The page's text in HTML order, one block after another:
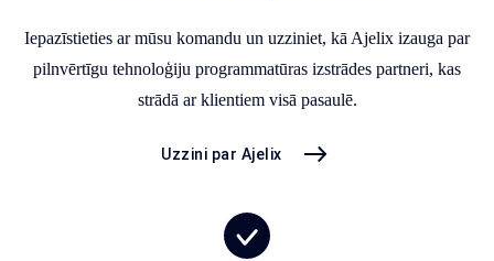
Iepazīstieties ar mūsu komandu un uzziniet, kā Ajelix izauga par
pilnvērtīgu tehnoloģiju programmatūras izstrādes partneri, kas
strādā ar klientiem visā pasaulē.
Uzzini par Ajelix